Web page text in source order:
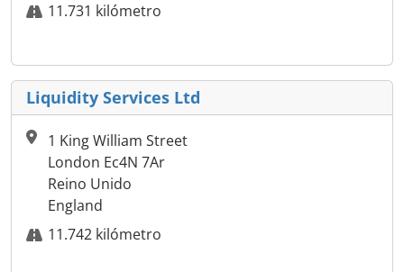
11.731 kilómetro
Liquidity Services Ltd
1 King William Street
London Ec4N 7Ar
Reino Unido
England
11.742 kilómetro